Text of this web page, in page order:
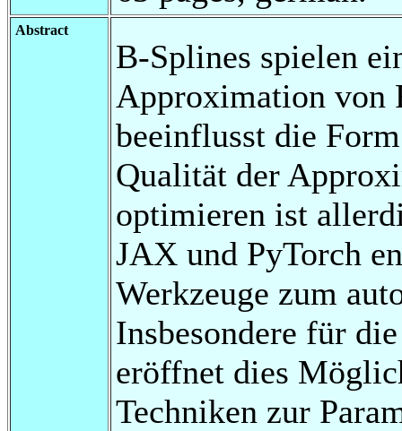
Abstract
B-Splines spielen
Approximation von
beeinflusst die
Qualität der
optimieren ist
JAX und PyTorch
Werkzeuge zum
Insbesondere für
eröffnet dies
Techniken zur